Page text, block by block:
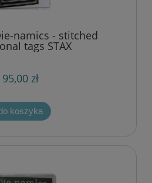
namics - stitched
tags STAX
95,00 zł
koszyka